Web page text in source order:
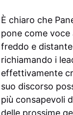
È chiaro che
pone come
freddo e
richiamando i
effettivamente
suo discorso
più consapevoli
delle prossime